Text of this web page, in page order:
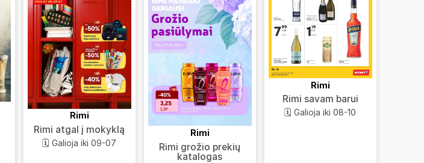
Rimi
Rimi atgal į mokyklą
🗓️ Galioja iki 09-07
Rimi
Rimi grožio prekių
katalogas
Rimi
Rimi savam barui
🗓️ Galioja iki 08-10